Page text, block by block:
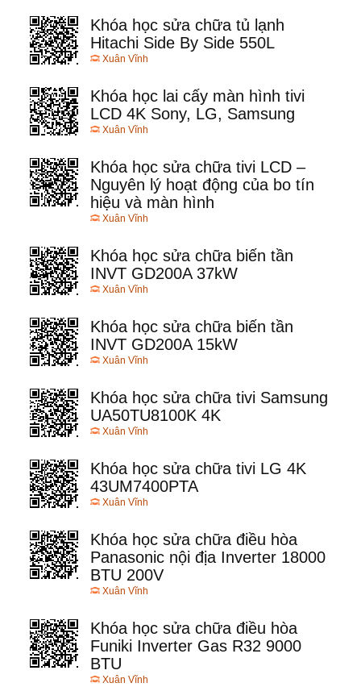
Khóa học sửa chữa tủ lạnh
Hitachi Side By Side 550L
Xuân Vĩnh
Khóa học lai cấy màn hình tivi
LCD 4K Sony, LG, Samsung
Xuân Vĩnh
Khóa học sửa chữa tivi LCD –
Nguyên lý hoạt động của bo tín
hiệu và màn hình
Xuân Vĩnh
Khóa học sửa chữa biến tần
INVT GD200A 37kW
Xuân Vĩnh
Khóa học sửa chữa biến tần
INVT GD200A 15kW
Xuân Vĩnh
Khóa học sửa chữa tivi Samsung
UA50TU8100K 4K
Xuân Vĩnh
Khóa học sửa chữa tivi LG 4K
43UM7400PTA
Xuân Vĩnh
Khóa học sửa chữa điều hòa
Panasonic nội địa Inverter 18000
BTU 200V
Xuân Vĩnh
Khóa học sửa chữa điều hòa
Funiki Inverter Gas R32 9000
BTU
Xuân Vĩnh